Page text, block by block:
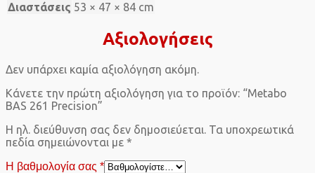
Διαστάσεις 53 × 47 × 84 cm
Αξιολογήσεις
Δεν υπάρχει καμία αξιολόγηση ακόμη.
Κάνετε την πρώτη αξιολόγηση για το προϊόν: “Metabo
BAS 261 Precision”
Η ηλ. διεύθυνση σας δεν δημοσιεύεται. Τα υποχρεωτικά
πεδία σημειώνονται με *
Η βαθμολογία σας *